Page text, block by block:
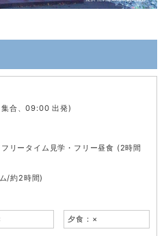
合、09:00 出発)
リータイム見学・フリー昼食 (2時間
/約2時間)
夕食：×